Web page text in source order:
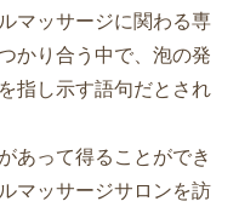
マッサージに関わる専
かり合う中で、泡の発
指し示す語句だとされ
あって得ることができ
マッサージサロンを訪